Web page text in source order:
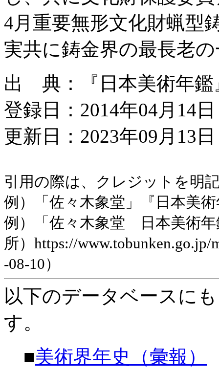
4月重要無形文化財蝋型
実共に鋳金界の最長老
出 典：『日本美術年鑑
登録日：2014年04月14日
更新日：2023年09月13
引用の際は、クレジットを明
例）「佐々木象堂」『日本美
例）「佐々木象堂 日本美術年
所）https://
-08-10）
以下のデータベースに
す。
■美術界年史（彙報）